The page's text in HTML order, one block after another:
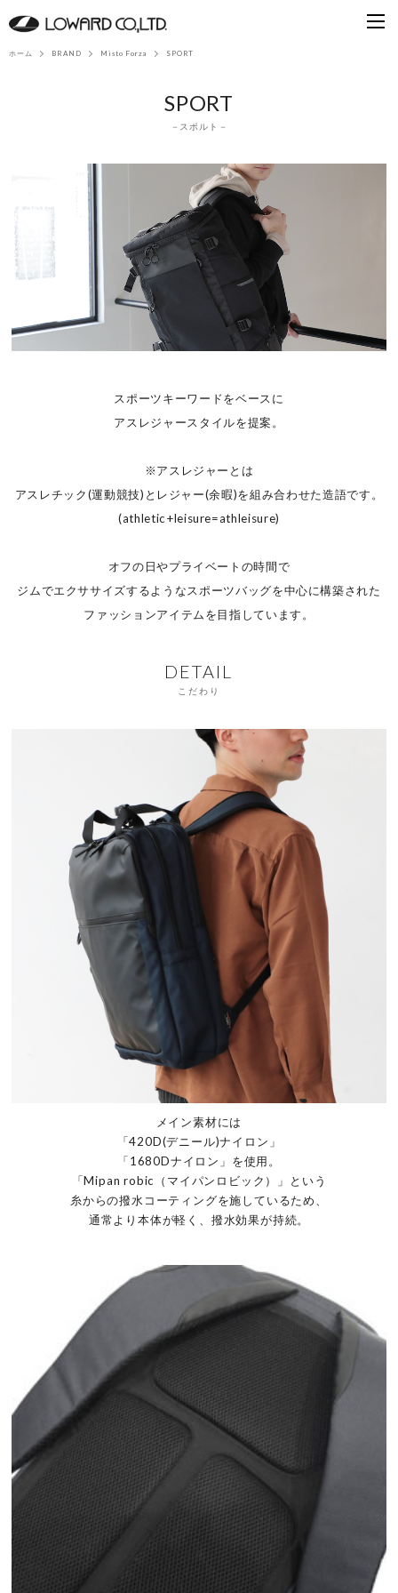
ホーム BRAND Misto Forza SPORT
SPORT
－スポルト－
スポーツキーワードをベースに
アスレジャースタイルを提案。
※アスレジャーとは
アスレチック(運動競技)とレジャー(余暇)を組み合わせた造語です。
(athletic+leisure=athleisure)
オフの日やプライベートの時間で
ジムでエクササイズするようなスポーツバッグを中心に構築された
ファッションアイテムを目指しています。
DETAIL
こだわり
メイン素材には
「420D(デニール)ナイロン」
「1680Dナイロン」を使用。
「Mipan robic（マイパンロビック）」という
糸からの撥水コーティングを施しているため、
通常より本体が軽く、撥水効果が持続。